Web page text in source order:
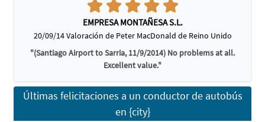
EMPRESA MONTAÑESA S.L.
20/09/14 Valoración de Peter MacDonald de Reino Unido
"(Santiago Airport to Sarria, 11/9/2014) No problems at all.
Excellent value."
Últimas felicitaciones a un conductor de autobús
en {city}